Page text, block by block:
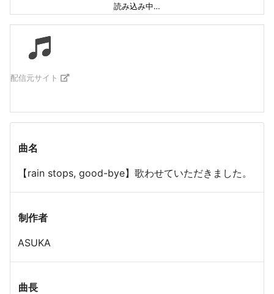
読み込み中…
配信元サイト
曲名
【rain stops, good-bye】歌わせていただきました。
制作者
ASUKA
曲長